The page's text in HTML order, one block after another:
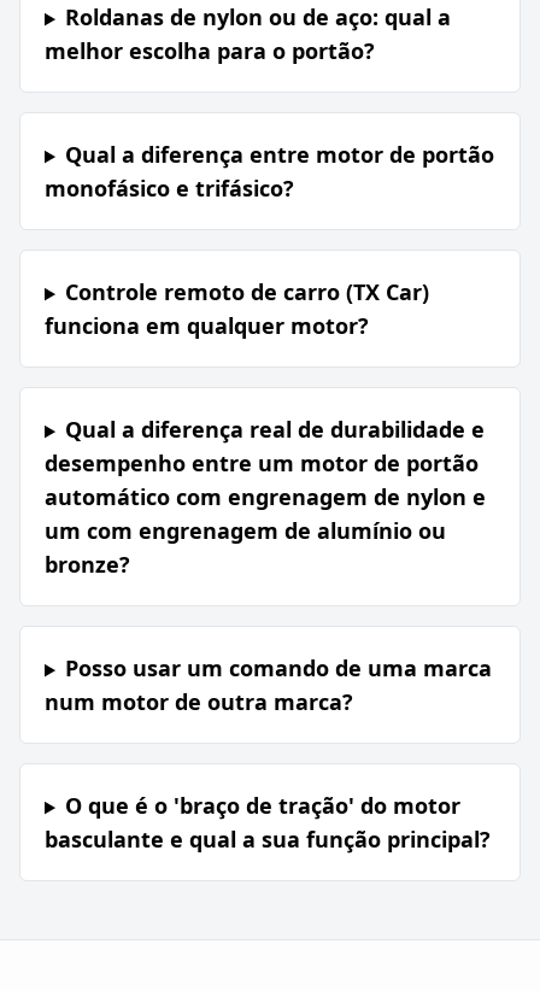
Roldanas de nylon ou de aço: qual a
melhor escolha para o portão?
Qual a diferença entre motor de portão
monofásico e trifásico?
Controle remoto de carro (TX Car)
funciona em qualquer motor?
Qual a diferença real de durabilidade e
desempenho entre um motor de portão
automático com engrenagem de nylon e
um com engrenagem de alumínio ou
bronze?
Posso usar um comando de uma marca
num motor de outra marca?
O que é o 'braço de tração' do motor
basculante e qual a sua função principal?